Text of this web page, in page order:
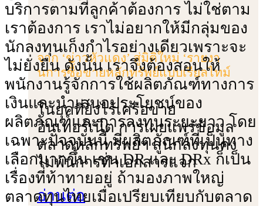
จาก ‘ข่าวหัวแดง’ สู่มิติใหม่ ‘รายงา
นการซื้้อขายหลักทรัพย์แบบเรียลไทม์
ในยุคที่ยังไร้เครือข่าย
อินเทอร์เน็ต การเผยแพร่ข้อมูล
ตลาดหลักทรัพย์ฯ สู่นักลงทุนคง
ไม่พ้นการทําเอกสารแจก
อ่านต่อ
บริการตามที่ลูกค้าต้องการ ไม่ใช่ตาม
เราต้องการ เราไม่อยากให้มีกลุ่มของ
นักลงทุนเก็งกําไรอย่างเดียวเพราะจะ
ไม่ยั่งยืน ดังนั้น เราจึงต้องสอนให้
พนักงานรู้จักการใช้ผลิตภัณฑ์ทางการ
เงินและนําเสนอประโยชน์ของ
ผลิตภัณฑ์และการลงทุนระยะยาว โดย
เฉพาะปัจจุบันนี้ มีผลิตภัณฑ์ที่เป็นทาง
เลือกมากขึ้น เช่น DR และ DRx ก็เป็น
เรื่องที่ท้าทายอยู่ ถ้ามองภาพใหญ่
ตลาดทุนไทยเมื่อเปรียบเทียบกับตลาด